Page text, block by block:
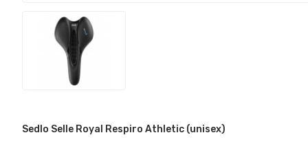
Sedlo Selle Royal Respiro Athletic (unisex)